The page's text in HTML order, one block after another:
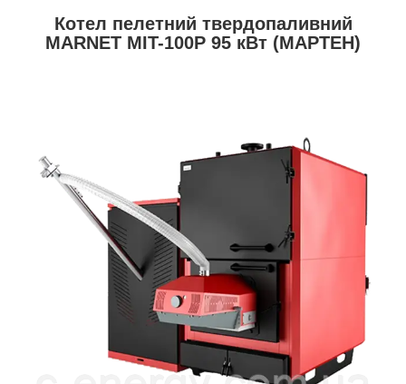
Котел пелетний твердопаливний
MARNET MIT-100P 95 кВт (МАРТЕН)